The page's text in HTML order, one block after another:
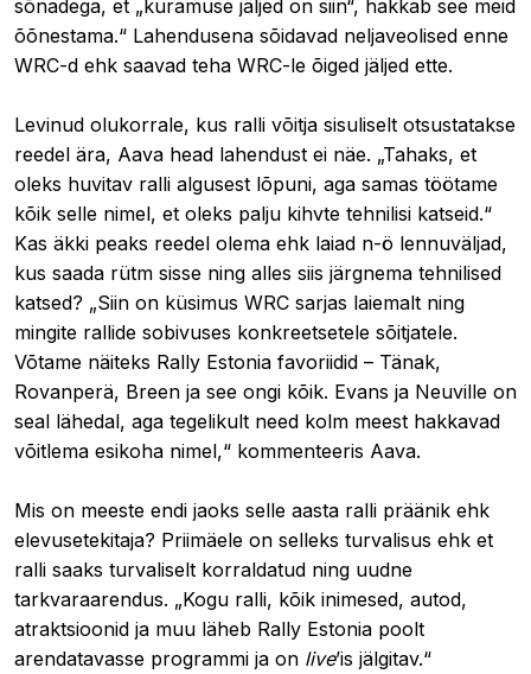
sõnadega, et „kuramuse jäljed on siin“, hakkab see meid
õõnestama.“ Lahendusena sõidavad neljaveolised enne
WRC-d ehk saavad teha WRC-le õiged jäljed ette.
Levinud olukorrale, kus ralli võitja sisuliselt otsustatakse
reedel ära, Aava head lahendust ei näe. „Tahaks, et
oleks huvitav ralli algusest lõpuni, aga samas töötame
kõik selle nimel, et oleks palju kihvte tehnilisi katseid.“
Kas äkki peaks reedel olema ehk laiad n-ö lennuväljad,
kus saada rütm sisse ning alles siis järgnema tehnilised
katsed? „Siin on küsimus WRC sarjas laiemalt ning
mingite rallide sobivuses konkreetsetele sõitjatele.
Võtame näiteks Rally Estonia favoriidid – Tänak,
Rovanperä, Breen ja see ongi kõik. Evans ja Neuville on
seal lähedal, aga tegelikult need kolm meest hakkavad
võitlema esikoha nimel,“ kommenteeris Aava.
Mis on meeste endi jaoks selle aasta ralli präänik ehk
elevusetekitaja? Priimäele on selleks turvalisus ehk et
ralli saaks turvaliselt korraldatud ning uudne
tarkvaraarendus. „Kogu ralli, kõik inimesed, autod,
atraktsioonid ja muu läheb Rally Estonia poolt
arendatavasse programmi ja on live’is jälgitav.“